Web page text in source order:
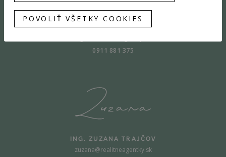
MGR. AGNES AZIM
0911 881 375
ING. ZUZANA TRAJČOV
zuzana@realitneagentky.sk
POVOLIŤ VŠETKY COOKIES